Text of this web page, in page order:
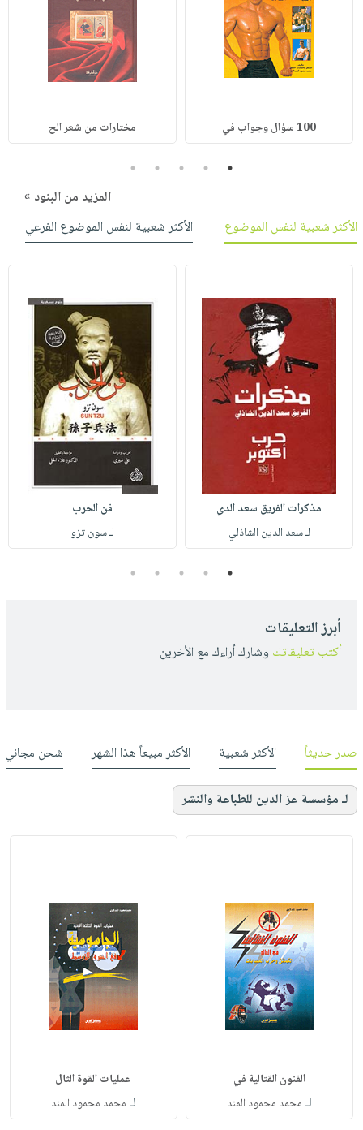
100 سؤال وجواب في مختارات من شعر الح
1
2
3
4
5
المزيد من البنود »
الأكثر شعبية لنفس الموضوع
الأكثر شعبية لنفس الموضوع الفرعي
مذكرات الفريق سعد الدي
لـ سعد الدين الشاذلي
فن الحرب
لـ سون تزو
1
2
3
4
5
أبرز التعليقات
أكتب تعليقاتك وشارك أراءك مع الأخرين
صدر حديثاً الأكثر شعبية الأكثر مبيعاً هذا الشهر شحن مجاني
لـ مؤسسة عز الدين للطباعة والنشر
الفنون القتالية في
لـ محمد محمود المند
عمليات القوة الثال
لـ محمد محمود المند